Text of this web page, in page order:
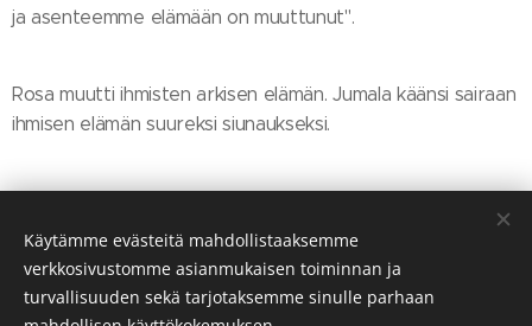
ja asenteemme elämään on muuttunut".
Rosa muutti ihmisten arkisen elämän. Jumala käänsi sairaan
ihmisen elämän suureksi siunaukseksi.
Käytämme evästeitä mahdollistaaksemme
verkkosivustomme asianmukaisen toiminnan ja
turvallisuuden sekä tarjotaksemme sinulle parhaan